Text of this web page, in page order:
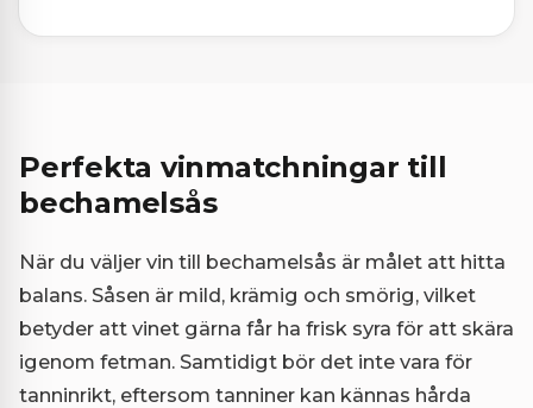
Perfekta vinmatchningar till
bechamelsås
När du väljer vin till bechamelsås är målet att hitta
balans. Såsen är mild, krämig och smörig, vilket
betyder att vinet gärna får ha frisk syra för att skära
igenom fetman. Samtidigt bör det inte vara för
tanninrikt, eftersom tanniner kan kännas hårda